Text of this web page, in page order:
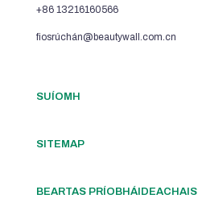
+86 13216160566
fiosrúchán@beautywall.com.cn
SUÍOMH
SITEMAP
BEARTAS PRÍOBHÁIDEACHAIS